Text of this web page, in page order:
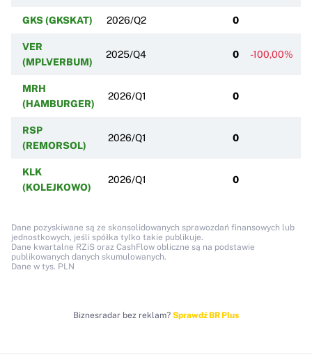
GKS (GKSKAT) 2026/Q2 0
VER
(MPLVERBUM)
2025/Q4 0 -100,00%
MRH
(HAMBURGER)
2026/Q1 0
RSP
(REMORSOL)
2026/Q1 0
KLK
(KOLEJKOWO)
2026/Q1 0
Dane pozyskiwane są ze skonsolidowanych sprawozdań finansowych lub
jednostkowych, jeśli spółka tylko takie publikuje.
Dane kwartalne RZiS oraz CashFlow obliczne są na podstawie
publikowanych danych skumulowanych.
Dane w tys. PLN
Biznesradar bez reklam? Sprawdź BR Plus